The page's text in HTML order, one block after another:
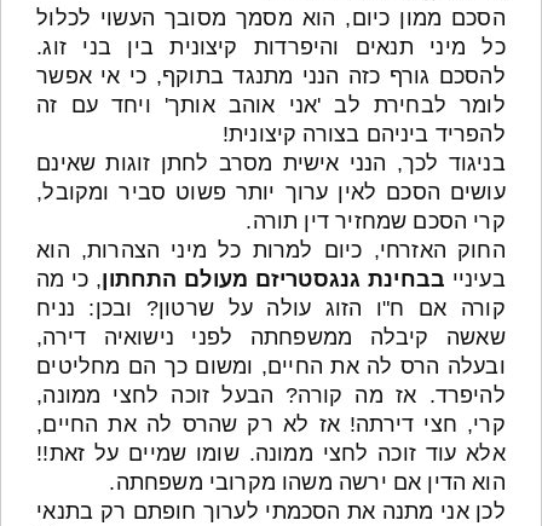
הסכם ממון כיום, הוא מסמך מסובך העשוי לכלול
כל מיני תנאים והיפרדות קיצונית בין בני זוג.
להסכם גורף כזה הנני מתנגד בתוקף, כי אי אפשר
לומר לבחירת לב 'אני אוהב אותך' ויחד עם זה
להפריד ביניהם בצורה קיצונית!
בניגוד לכך, הנני אישית מסרב לחתן זוגות שאינם
עושים הסכם לאין ערוך יותר פשוט סביר ומקובל,
קרי הסכם שמחזיר דין תורה.
החוק האזרחי, כיום למרות כל מיני הצהרות, הוא
בעיניי בבחינת גנגסטריזם מעולם התחתון, כי מה
קורה אם ח"ו הזוג עולה על שרטון? ובכן: נניח
שאשה קיבלה ממשפחתה לפני נישואיה דירה,
ובעלה הרס לה את החיים, ומשום כך הם מחליטים
להיפרד. אז מה קורה? הבעל זוכה לחצי ממונה,
קרי, חצי דירתה! אז לא רק שהרס לה את החיים,
אלא עוד זוכה לחצי ממונה. שומו שמיים על זאת!!
הוא הדין אם ירשה משהו מקרובי משפחתה.
לכן אני מתנה את הסכמתי לערוך חופתם רק בתנאי